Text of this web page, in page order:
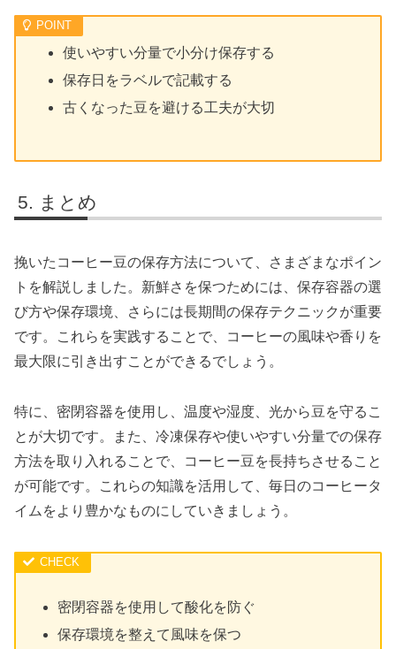
使いやすい分量で小分け保存する
保存日をラベルで記載する
古くなった豆を避ける工夫が大切
まとめ
挽いたコーヒー豆の保存方法について、さまざまなポイン
トを解説しました。新鮮さを保つためには、保存容器の選
び方や保存環境、さらには長期間の保存テクニックが重要
です。これらを実践することで、コーヒーの風味や香りを
最大限に引き出すことができるでしょう。
特に、密閉容器を使用し、温度や湿度、光から豆を守るこ
とが大切です。また、冷凍保存や使いやすい分量での保存
方法を取り入れることで、コーヒー豆を長持ちさせること
が可能です。これらの知識を活用して、毎日のコーヒータ
イムをより豊かなものにしていきましょう。
密閉容器を使用して酸化を防ぐ
保存環境を整えて風味を保つ